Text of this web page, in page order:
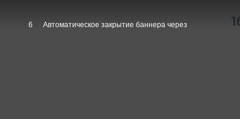
4 Автоматическое закрытие баннера через